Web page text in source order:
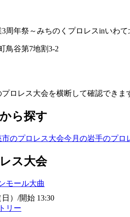
周年祭～みちのくプロレスinいわて
鳥谷第7地割3-2
ロレス大会を横断して確認できま
ら探す
市のプロレス大会今月の岩手のプロ
ス大会
モール大曲
） /開始 13:30
リー